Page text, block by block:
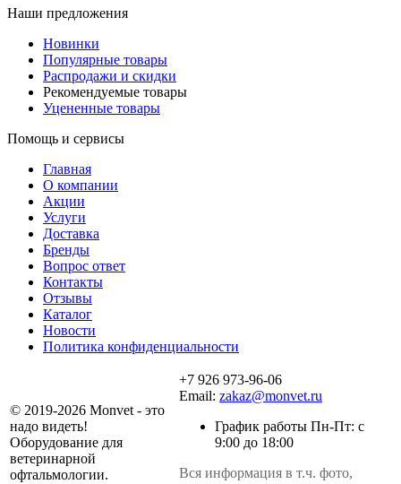
Наши предложения
Новинки
Популярные товары
Распродажи и скидки
Рекомендуемые товары
Уцененные товары
Помощь и сервисы
Главная
О компании
Акции
Услуги
Доставка
Бренды
Вопрос ответ
Контакты
Отзывы
Каталог
Новости
Политика конфиденциальности
© 2019-2026 Monvet - это
надо видеть!
Оборудование для
ветеринарной
офтальмологии.
+7 926 973-96-06
Email: zakaz@monvet.ru
График работы Пн-Пт: с
9:00 до 18:00
Вся информация в т.ч. фото,